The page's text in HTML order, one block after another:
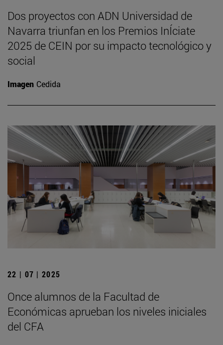
Dos proyectos con ADN Universidad de
Navarra triunfan en los Premios InÍciate
2025 de CEIN por su impacto tecnológico y
social
Imagen Cedida
22 | 07 | 2025
Once alumnos de la Facultad de
Económicas aprueban los niveles iniciales
del CFA